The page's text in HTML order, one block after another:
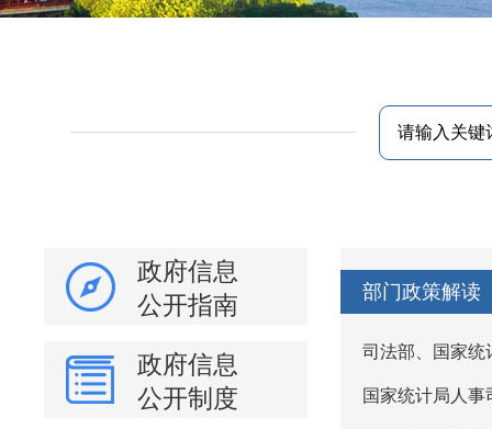
政府信息
公开指南
政府信息
公开制度
部门政策解读
司法部、国家统
国家统计局人